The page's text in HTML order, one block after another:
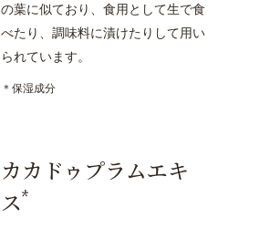
の葉に似ており、食用として生で食
べたり、調味料に漬けたりして用い
られています。
＊保湿成分
カカドゥプラムエキ
ス*